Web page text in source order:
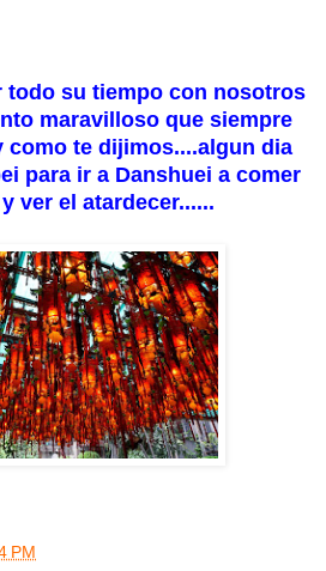
todo su tiempo con nosotros
maravilloso que siempre
como te dijimos....algun dia
para ir a Danshuei a comer
ver el atardecer......
PM